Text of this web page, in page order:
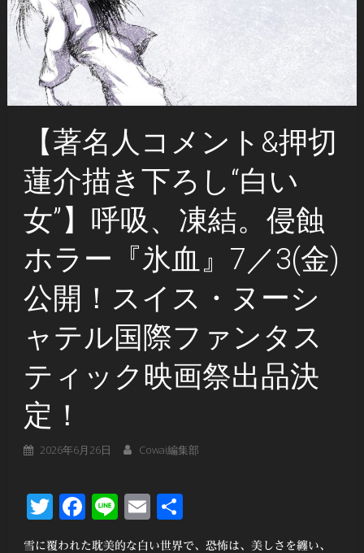
【著名人コメント&押切
蓮介描き下ろし“白い
女”】呼吸、凍結。侵蝕
ホラー『氷血』7／3(金)
公開！スイス・ヌーシ
ャテル国際ファンタス
ティック映画祭出品決
定！
2026年6月26日 Cowai編集部
Twitter
Facebook
LineEmail
雪に覆われた耽美的な白い世界で、恐怖は、美しさを纏い、